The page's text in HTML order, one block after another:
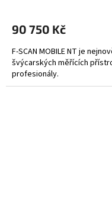
90 750 Kč
F-SCAN MOBILE NT je
švýcarských měřících
profesionály.